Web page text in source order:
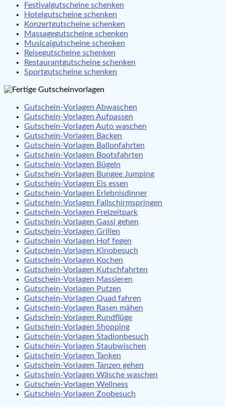
Festivalgutscheine schenken
Hotelgutscheine schenken
Konzertgutscheine schenken
Massagegutscheine schenken
Musicalgutscheine schenken
Reisegutscheine schenken
Restaurantgutscheine schenken
Sportgutscheine schenken
Gutschein-Vorlagen Abwaschen
Gutschein-Vorlagen Aufpassen
Gutschein-Vorlagen Auto waschen
Gutschein-Vorlagen Backen
Gutschein-Vorlagen Ballonfahrten
Gutschein-Vorlagen Bootsfahrten
Gutschein-Vorlagen Bügeln
Gutschein-Vorlagen Bungee Jumping
Gutschein-Vorlagen Eis essen
Gutschein-Vorlagen Erlebnisdinner
Gutschein-Vorlagen Fallschirmspringen
Gutschein-Vorlagen Freizeitpark
Gutschein-Vorlagen Gassi gehen
Gutschein-Vorlagen Grillen
Gutschein-Vorlagen Hof fegen
Gutschein-Vorlagen Kinobesuch
Gutschein-Vorlagen Kochen
Gutschein-Vorlagen Kutschfahrten
Gutschein-Vorlagen Massieren
Gutschein-Vorlagen Putzen
Gutschein-Vorlagen Quad fahren
Gutschein-Vorlagen Rasen mähen
Gutschein-Vorlagen Rundflüge
Gutschein-Vorlagen Shopping
Gutschein-Vorlagen Stadionbesuch
Gutschein-Vorlagen Staubwischen
Gutschein-Vorlagen Tanken
Gutschein-Vorlagen Tanzen gehen
Gutschein-Vorlagen Wäsche waschen
Gutschein-Vorlagen Wellness
Gutschein-Vorlagen Zoobesuch